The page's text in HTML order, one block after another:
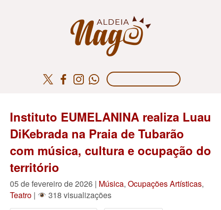
Instituto EUMELANINA realiza Luau
DiKebrada na Praia de Tubarão
com música, cultura e ocupação do
território
05 de fevereiro de 2026 | Música, Ocupações Artísticas,
Teatro | 318 visualizações